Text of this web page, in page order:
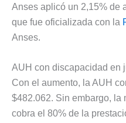
Anses aplicó un 2,15% de
que fue oficializada con la
Anses.
AUH con discapacidad en
Con el aumento, la AUH
$482.062. Sin embargo, la
cobra el 80% de la